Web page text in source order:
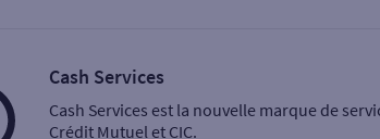
Ma recherche
Cash Services
Cash Services est la nouvelle marque de
Crédit Mutuel et CIC.